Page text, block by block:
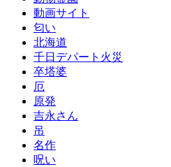
動画サイト
匂い
北海道
千日デパート火災
卒塔婆
厄
原発
吉永さん
吊
名作
呪い